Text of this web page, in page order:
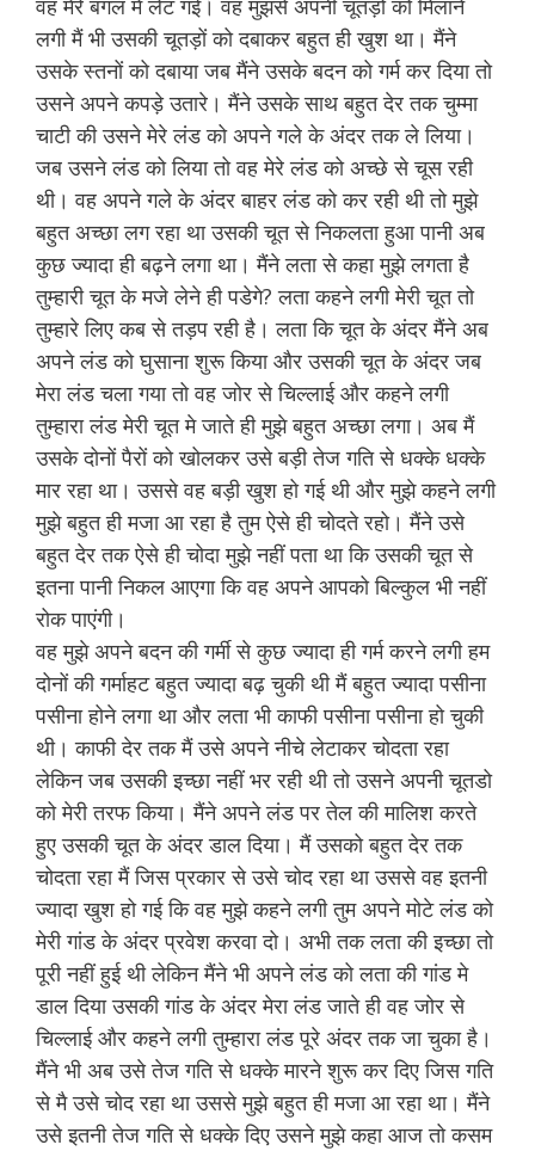
वह मेरे बगल में लेट गई। वह मुझसे अपनी चूतड़ों को मिलाने
लगी मैं भी उसकी चूतड़ों को दबाकर बहुत ही खुश था। मैंने
उसके स्तनों को दबाया जब मैंने उसके बदन को गर्म कर दिया तो
उसने अपने कपड़े उतारे। मैंने उसके साथ बहुत देर तक चुम्मा
चाटी की उसने मेरे लंड को अपने गले के अंदर तक ले लिया।
जब उसने लंड को लिया तो वह मेरे लंड को अच्छे से चूस रही
थी। वह अपने गले के अंदर बाहर लंड को कर रही थी तो मुझे
बहुत अच्छा लग रहा था उसकी चूत से निकलता हुआ पानी अब
कुछ ज्यादा ही बढ़ने लगा था। मैंने लता से कहा मुझे लगता है
तुम्हारी चूत के मजे लेने ही पडेगे? लता कहने लगी मेरी चूत तो
तुम्हारे लिए कब से तड़प रही है। लता कि चूत के अंदर मैंने अब
अपने लंड को घुसाना शुरू किया और उसकी चूत के अंदर जब
मेरा लंड चला गया तो वह जोर से चिल्लाई और कहने लगी
तुम्हारा लंड मेरी चूत मे जाते ही मुझे बहुत अच्छा लगा। अब मैं
उसके दोनों पैरों को खोलकर उसे बड़ी तेज गति से धक्के धक्के
मार रहा था। उससे वह बड़ी खुश हो गई थी और मुझे कहने लगी
मुझे बहुत ही मजा आ रहा है तुम ऐसे ही चोदते रहो। मैंने उसे
बहुत देर तक ऐसे ही चोदा मुझे नहीं पता था कि उसकी चूत से
इतना पानी निकल आएगा कि वह अपने आपको बिल्कुल भी नहीं
रोक पाएंगी।
वह मुझे अपने बदन की गर्मी से कुछ ज्यादा ही गर्म करने लगी हम
दोनों की गर्माहट बहुत ज्यादा बढ़ चुकी थी मैं बहुत ज्यादा पसीना
पसीना होने लगा था और लता भी काफी पसीना पसीना हो चुकी
थी। काफी देर तक मैं उसे अपने नीचे लेटाकर चोदता रहा
लेकिन जब उसकी इच्छा नहीं भर रही थी तो उसने अपनी चूतडो
को मेरी तरफ किया। मैंने अपने लंड पर तेल की मालिश करते
हुए उसकी चूत के अंदर डाल दिया। मैं उसको बहुत देर तक
चोदता रहा मैं जिस प्रकार से उसे चोद रहा था उससे वह इतनी
ज्यादा खुश हो गई कि वह मुझे कहने लगी तुम अपने मोटे लंड को
मेरी गांड के अंदर प्रवेश करवा दो। अभी तक लता की इच्छा तो
पूरी नहीं हुई थी लेकिन मैंने भी अपने लंड को लता की गांड मे
डाल दिया उसकी गांड के अंदर मेरा लंड जाते ही वह जोर से
चिल्लाई और कहने लगी तुम्हारा लंड पूरे अंदर तक जा चुका है।
मैंने भी अब उसे तेज गति से धक्के मारने शुरू कर दिए जिस गति
से मै उसे चोद रहा था उससे मुझे बहुत ही मजा आ रहा था। मैंने
उसे इतनी तेज गति से धक्के दिए उसने मुझे कहा आज तो कसम